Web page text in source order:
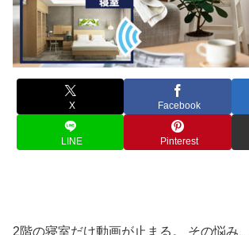
X Facebook
LINE Pinterest
2階の寝室だけ動画が止まる。 その悩み